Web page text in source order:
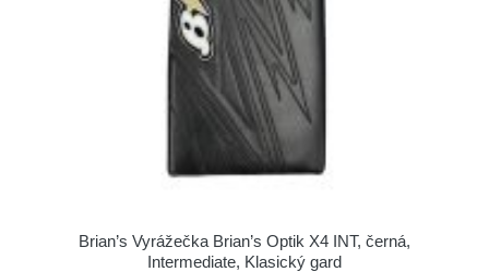
Brian’s Vyrážečka Brian’s Optik X4 INT, černá,
Intermediate, Klasický gard